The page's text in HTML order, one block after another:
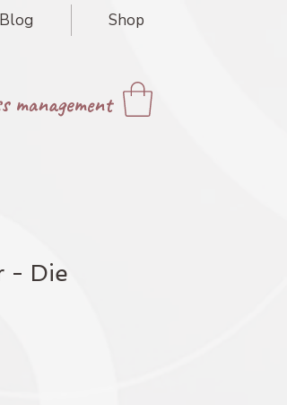
Blog Shop
management
- Die